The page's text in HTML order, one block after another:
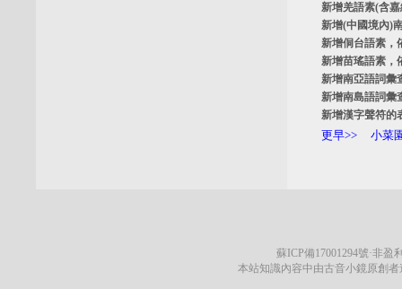
新增羌語素(含
新增(中國境內)
新增侗台語素，
新增苗瑤語素，
新增南亞語詞彙
新增南島語詞彙
新增漢字聲符的
更早>> 小菜
蘇ICP備17001294號·非盈
本站知識內容中由古音小鏡原創